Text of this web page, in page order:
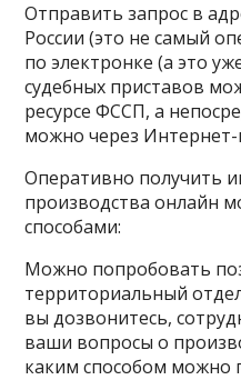
Отправить запрос в
России (это не самый
по электронке (а это
судебных приставов
ресурсе ФССП, а
можно через
Оперативно получить
производства онлайн
способами:
Можно попробовать
территориальный
вы дозвонитесь,
ваши вопросы о
каким способом